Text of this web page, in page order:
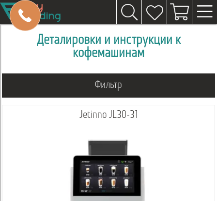
Деталировки и инструкции к
кофемашинам
Фильтр
Jetinno JL30-31